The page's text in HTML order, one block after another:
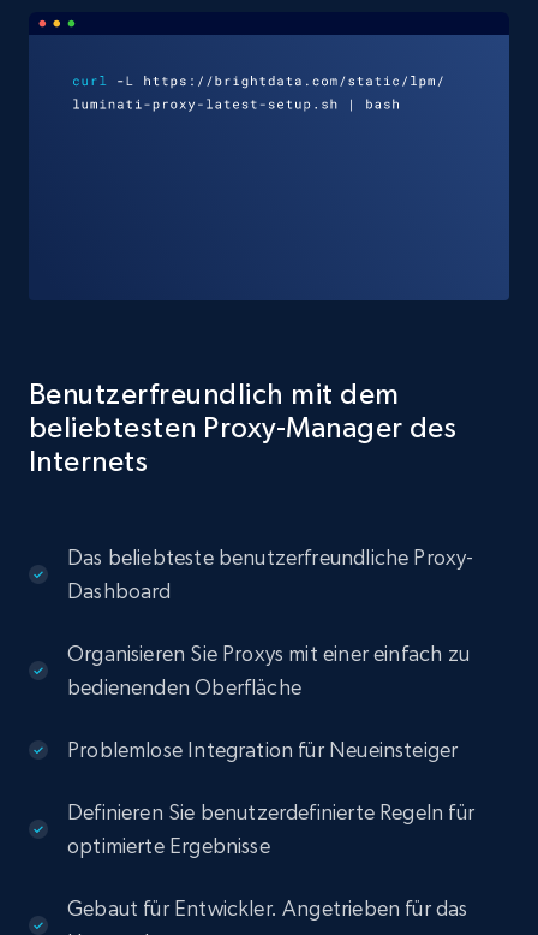
Benutzerfreundlich mit dem
beliebtesten Proxy-Manager des
Internets
Das beliebteste benutzerfreundliche Proxy-
Dashboard
Organisieren Sie Proxys mit einer einfach zu
bedienenden Oberfläche
Problemlose Integration für Neueinsteiger
Definieren Sie benutzerdefinierte Regeln für
optimierte Ergebnisse
Gebaut für Entwickler. Angetrieben für das